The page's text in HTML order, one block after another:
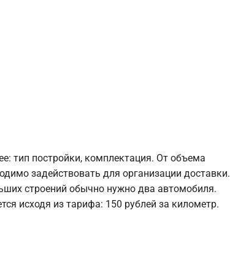
тип постройки, комплектация. От объема
задействовать для организации доставки.
строений обычно нужно два автомобиля.
исходя из тарифа: 150 рублей за километр.